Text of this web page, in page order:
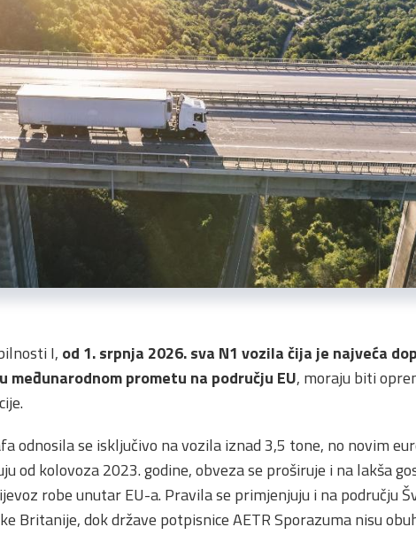
I, od 1. srpnja 2026. sva N1 vozila čija je najveća
prometu na području EU, moraju biti
odnosila se isključivo na vozila iznad 3,5 tone, no novim
od kolovoza 2023. godine, obveza se proširuje i na lakša
robe unutar EU-a. Pravila se primjenjuju i na području
Britanije, dok države potpisnice AETR Sporazuma nisu